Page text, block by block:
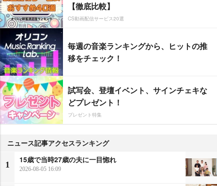
【徹底比較】
CS動画配信サービス20選
毎週の音楽ランキングから、ヒットの推
移をチェック！
試写会、登壇イベント、サインチェキな
どプレゼント！
プレゼント特集
ニュース記事アクセスランキング
1
15歳で当時27歳の夫に一目惚れ
2026-08-05 16:09